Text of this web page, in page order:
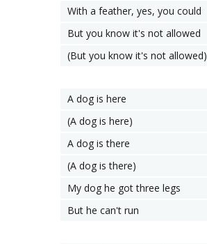
With a feather, yes, you could
But you know it's not allowed
(But you know it's not allowed)
A dog is here
(A dog is here)
A dog is there
(A dog is there)
My dog he got three legs
But he can't run